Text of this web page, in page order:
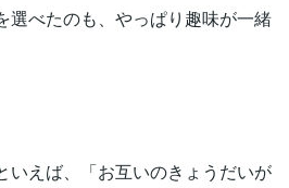
選べたのも、やっぱり趣味が一緒
えば、「お互いのきょうだいが